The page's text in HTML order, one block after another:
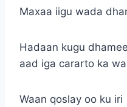
Maxaa iigu wada
Hadaan kugu
aad iga cararto ka
Waan qoslay oo ku iri